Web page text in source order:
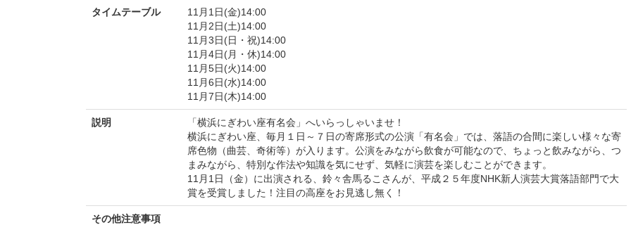
タイムテーブル
11月1日(金)14:00
11月2日(土)14:00
11月3日(日・祝)14:00
11月4日(月・休)14:00
11月5日(火)14:00
11月6日(水)14:00
11月7日(木)14:00
説明
「横浜にぎわい座有名会」へいらっしゃいませ！
横浜にぎわい座、毎月１日～７日の寄席形式の公演「有名会」では、落語の合間に楽しい様々な寄
席色物（曲芸、奇術等）が入ります。公演をみながら飲食が可能なので、ちょっと飲みながら、つ
まみながら、特別な作法や知識を気にせず、気軽に演芸を楽しむことができます。
11月1日（金）に出演される、鈴々舎馬るこさんが、平成２５年度NHK新人演芸大賞落語部門で大
賞を受賞しました！注目の高座をお見逃し無く！
その他注意事項